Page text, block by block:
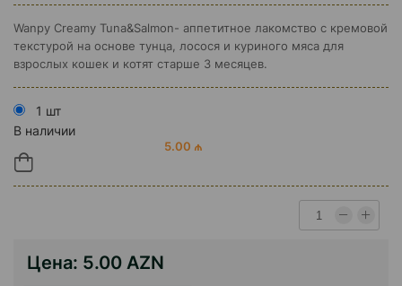
Wanpy Creamy Tuna&Salmon- аппетитное лакомство с кремовой
текстурой на основе тунца, лосося и куриного мяса для
взрослых кошек и котят старше 3 месяцев.
1 шт
В наличии
5.00 ₼
Цена: 5.00 AZN